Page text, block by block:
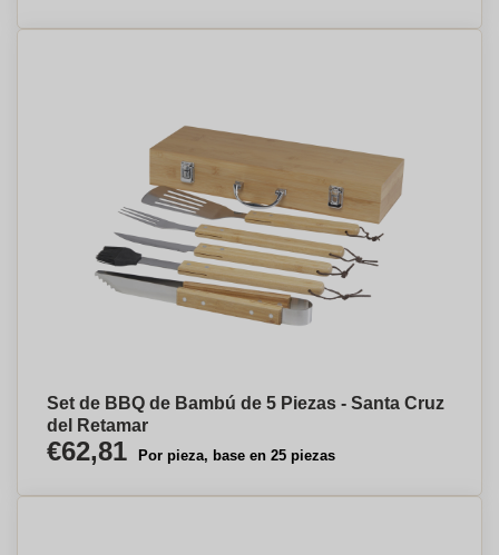
Set de BBQ de Bambú de 5 Piezas - Santa Cruz
del Retamar
€62,81 Por pieza, base en 25 piezas